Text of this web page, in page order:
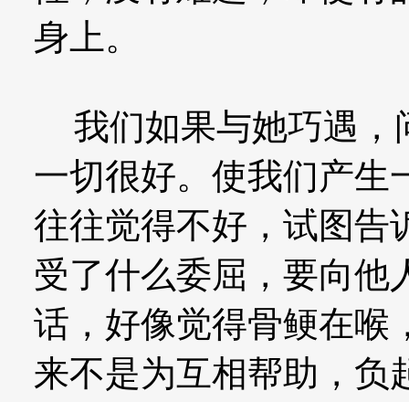
身上。
我们如果与她巧遇，
一切很好。使我们产生
往往觉得不好，试图告
受了什么委屈，要向他
话，好像觉得骨鲠在喉
来不是为互相帮助，负